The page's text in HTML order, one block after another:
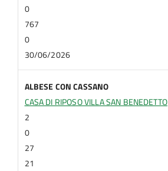
0
767
0
30/06/2026
ALBESE CON CASSANO
CASA DI RIPOSO VILLA SAN BENEDETTO
2
0
27
21